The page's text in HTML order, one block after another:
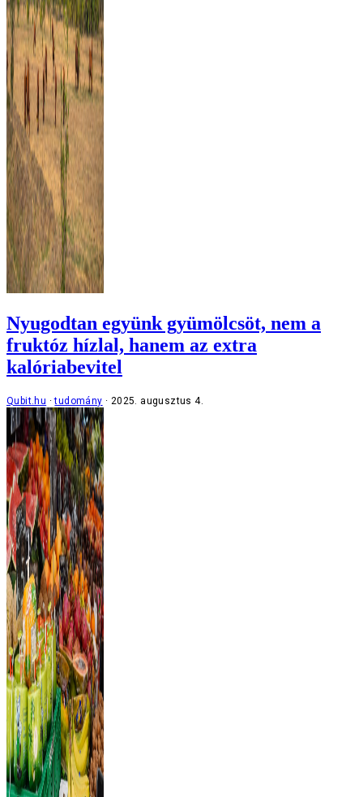
Nyugodtan együnk gyümölcsöt, nem a
fruktóz hízlal, hanem az extra
kalóriabevitel
Qubit.hu tudomány 2025. augusztus 4.